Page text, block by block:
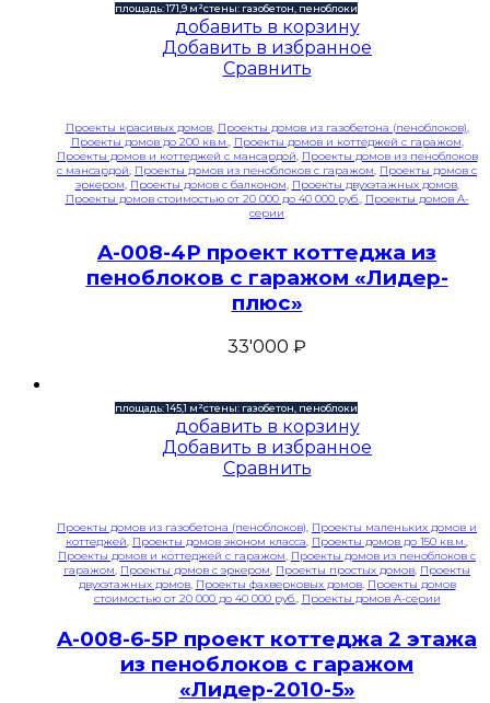
площадь: 171,9 м²стены: газобетон, пеноблоки
добавить в корзину
Добавить в избранное
Сравнить
Проекты красивых домов, Проекты домов из газобетона (пеноблоков),
Проекты домов до 200 кв.м., Проекты домов и коттеджей с гаражом,
Проекты домов и коттеджей с мансардой, Проекты домов из пеноблоков
с мансардой, Проекты домов из пеноблоков с гаражом, Проекты домов с
эркером, Проекты домов с балконом, Проекты двухэтажных домов,
Проекты домов стоимостью от 20 000 до 40 000 руб., Проекты домов A-
серии
A-008-4P проект коттеджа из
пеноблоков с гаражом «Лидер-
плюс»
33'000 ₽
площадь: 145,1 м²стены: газобетон, пеноблоки
добавить в корзину
Добавить в избранное
Сравнить
Проекты домов из газобетона (пеноблоков), Проекты маленьких домов и
коттеджей, Проекты домов эконом класса, Проекты домов до 150 кв.м.,
Проекты домов и коттеджей с гаражом, Проекты домов из пеноблоков с
гаражом, Проекты домов с эркером, Проекты простых домов, Проекты
двухэтажных домов, Проекты фахверковых домов, Проекты домов
стоимостью от 20 000 до 40 000 руб., Проекты домов A-серии
A-008-6-5P проект коттеджа 2 этажа
из пеноблоков с гаражом
«Лидер-2010-5»